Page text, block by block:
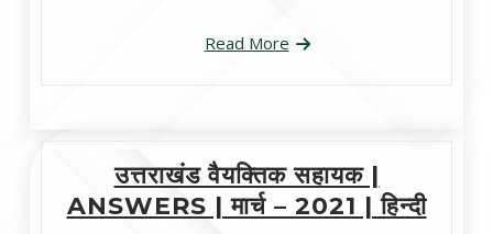
Read More
उत्तराखंड वैयक्तिक सहायक |
ANSWERS | मार्च – 2021 | हिन्दी